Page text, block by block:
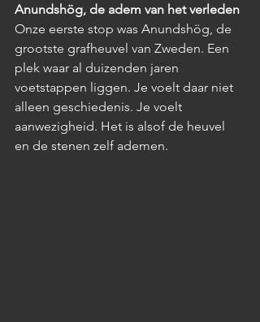
Anundshög, de adem van het verleden
Onze eerste stop was Anundshög, de
grootste grafheuvel van Zweden. Een
plek waar al duizenden jaren
voetstappen liggen. Je voelt daar niet
alleen geschiedenis. Je voelt
aanwezigheid. Het is alsof de heuvel
en de stenen zelf ademen.